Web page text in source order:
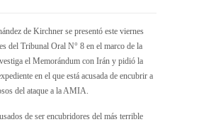
de Kirchner se presentó este viernes
del Tribunal Oral N° 8 en el marco de la
el Memorándum con Irán y pidió la
en el que está acusada de encubrir a
del ataque a la AMIA.
de ser encubridores del más terrible